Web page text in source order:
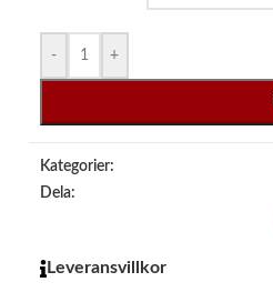
- +
Kategorier:
Dela:
Leveransvillkor